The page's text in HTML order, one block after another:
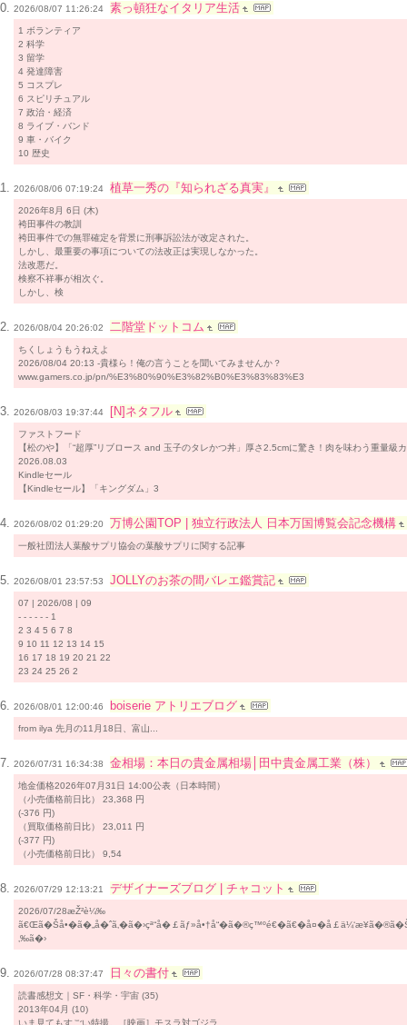
2026/08/07 11:26:24 素っ頓狂なイタリア生活
1 ボランティア
2 科学
3 留学
4 発達障害
5 コスプレ
6 スピリチュアル
7 政治・経済
8 ライブ・バンド
9 車・バイク
10 歴史
2026/08/06 07:19:24 植草一秀の『知られざる真実』
2026年8月 6日 (木)
袴田事件の教訓
袴田事件での無罪確定を背景に刑事訴訟法が改定された。
しかし、最重要の事項についての法改正は実現しなかった。
法改悪だ。
検察不祥事が相次ぐ。
しかし、検
2026/08/04 20:26:02 二階堂ドットコム
ちくしょうもうねえよ
2026/08/04 20:13 -貴様ら！俺の言うことを聞いてみませんか？
www.gamers.co.jp/pn/%E3%80%90%E3%82%B0%E3%83%83%E3
2026/08/03 19:37:44 [N]ネタフル
ファストフード
【松のや】「“超厚”リブロース and 玉子のタレかつ丼」厚さ2.5cmに驚き！肉を味わう重量級
2026.08.03
Kindleセール
【Kindleセール】「キングダム」3
2026/08/02 01:29:20 万博公園TOP | 独立行政法人 日本万国博覧会記念機構
一般社団法人葉酸サプリ協会の葉酸サプリに関する記事
2026/08/01 23:57:53 JOLLYのお茶の間バレエ鑑賞記
07 | 2026/08 | 09
- - - - - - 1
2 3 4 5 6 7 8
9 10 11 12 13 14 15
16 17 18 19 20 21 22
23 24 25 26 2
2026/08/01 12:00:46 boiserie アトリエブログ
from ilya 先月の11月18日、富山...
2026/07/31 16:34:38 金相場：本日の貴金属相場│田中貴金属工業（株）
地金価格2026年07月31日 14:00公表（日本時間）
（小売価格前日比） 23,368 円
(-376 円)
（買取価格前日比） 23,011 円
(-377 円)
（小売価格前日比） 9,54
2026/07/29 12:13:21 デザイナーズブログ | チャコット
2026/07/28æŽ²è¼‰
ã€Œã�Šå•�ã�„å�ˆã‚�ã�›çª“å�￡ãƒ»å•†å“�ã�®ç™ºé€�ã€�å¤�å­￡
‚‰ã�›
2026/07/28 08:37:47 日々の書付
読書感想文｜SF・科学・宇宙 (35)
2013年04月 (10)
いま見てもすごい特撮。［映画］モスラ対ゴジラ